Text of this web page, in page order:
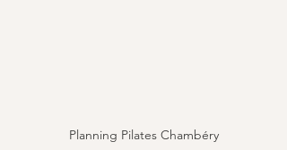
Planning Pilates Chambéry